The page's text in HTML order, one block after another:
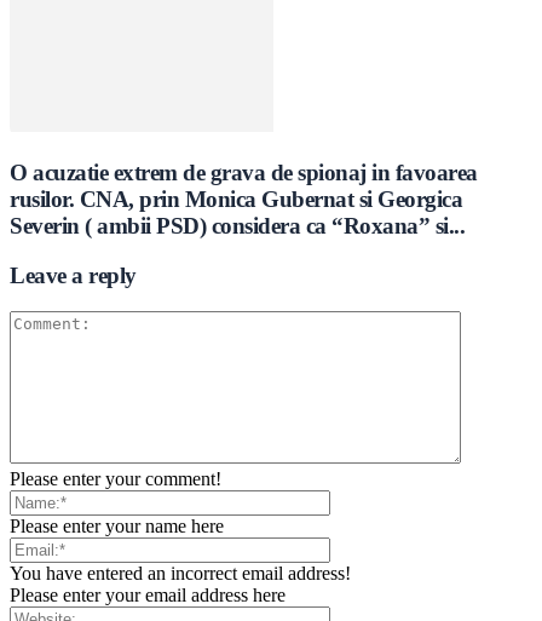
O acuzatie extrem de grava de spionaj in favoarea
rusilor. CNA, prin Monica Gubernat si Georgica
Severin ( ambii PSD) considera ca “Roxana” si...
Leave a reply
Please enter your comment!
Please enter your name here
You have entered an incorrect email address!
Please enter your email address here